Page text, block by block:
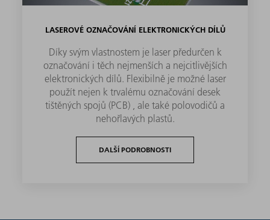
LASEROVÉ OZNAČOVÁNÍ ELEKTRONICKÝCH DÍLŮ
Díky svým vlastnostem je laser předurčen k
označování i těch nejmenších a nejcitlivějších
elektronických dílů. Flexibilně je možné laser
použít nejen k trvalému označování desek
tištěných spojů (PCB) , ale také polovodičů a
nehořlavých plastů.
DALŠÍ PODROBNOSTI